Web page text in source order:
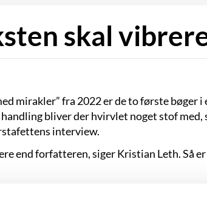
skal
mirakler” fra 2022 er de to første
bliver der hvirvlet noget stof
interview.
end forfatteren, siger Kristian Leth. Så
klinger indeni os. Hvis ikke den gør det, er